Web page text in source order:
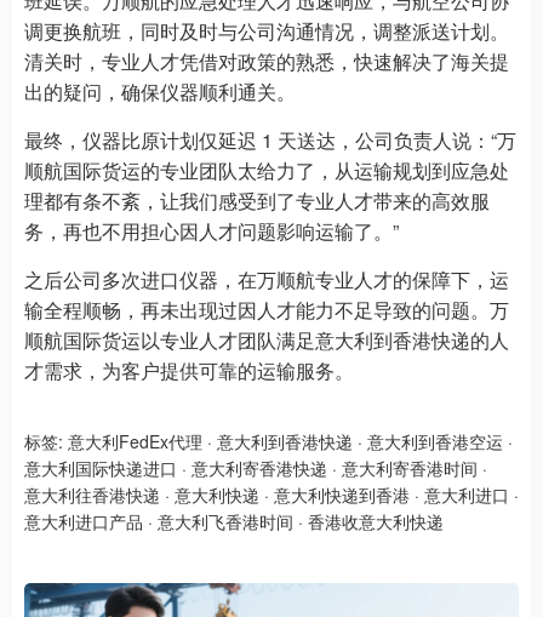
调更换航班，同时及时与公司沟通情况，调整派送计划。
清关时，专业人才凭借对政策的熟悉，快速解决了海关提
出的疑问，确保仪器顺利通关。
最终，仪器比原计划仅延迟 1 天送达，公司负责人说：“万
顺航国际货运的专业团队太给力了，从运输规划到应急处
理都有条不紊，让我们感受到了专业人才带来的高效服
务，再也不用担心因人才问题影响运输了。”
之后公司多次进口仪器，在万顺航专业人才的保障下，运
输全程顺畅，再未出现过因人才能力不足导致的问题。万
顺航国际货运以专业人才团队满足意大利到香港快递的人
才需求，为客户提供可靠的运输服务。
标签: 意大利FedEx代理 · 意大利到香港快递 · 意大利到香港空运 ·
意大利国际快递进口 · 意大利寄香港快递 · 意大利寄香港时间 ·
意大利往香港快递 · 意大利快递 · 意大利快递到香港 · 意大利进口 ·
意大利进口产品 · 意大利飞香港时间 · 香港收意大利快递